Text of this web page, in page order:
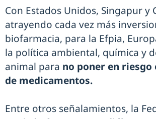
Con Estados Unidos, Singapur y
atrayendo cada vez más
biofarmacia, para la Efpia,
la política ambiental, química y
animal para no poner en
de medicamentos.
Entre otros señalamientos, la